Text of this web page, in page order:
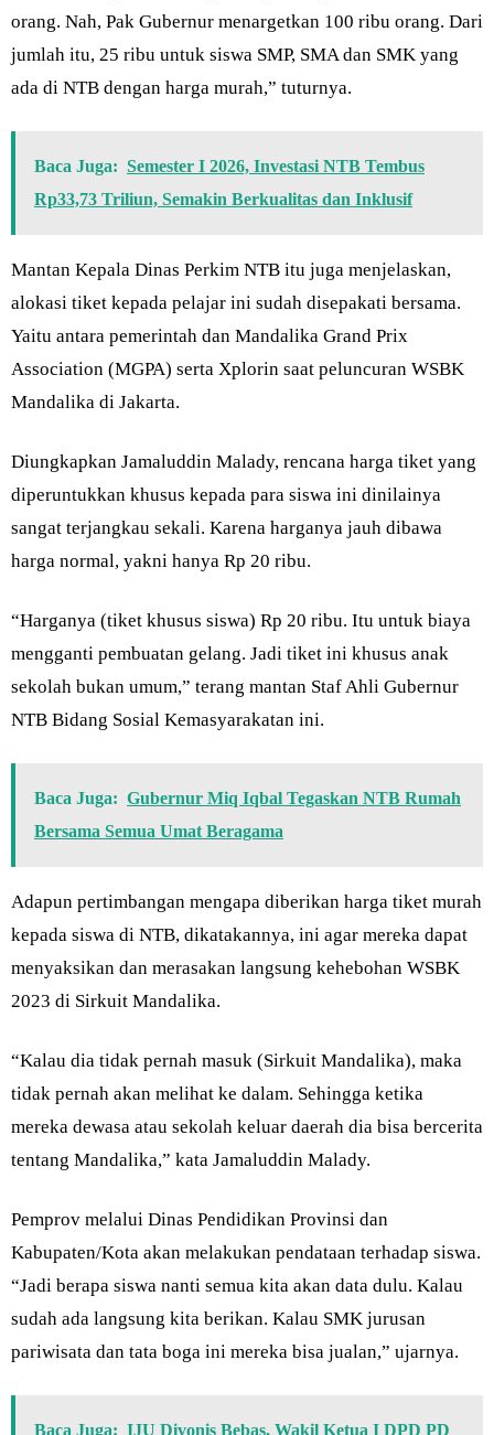
orang. Nah, Pak Gubernur menargetkan 100 ribu orang. Dari
jumlah itu, 25 ribu untuk siswa SMP, SMA dan SMK yang
ada di NTB dengan harga murah,” tuturnya.
Baca Juga: Semester I 2026, Investasi NTB Tembus
Rp33,73 Triliun, Semakin Berkualitas dan Inklusif
Mantan Kepala Dinas Perkim NTB itu juga menjelaskan,
alokasi tiket kepada pelajar ini sudah disepakati bersama.
Yaitu antara pemerintah dan Mandalika Grand Prix
Association (MGPA) serta Xplorin saat peluncuran WSBK
Mandalika di Jakarta.
Diungkapkan Jamaluddin Malady, rencana harga tiket yang
diperuntukkan khusus kepada para siswa ini dinilainya
sangat terjangkau sekali. Karena harganya jauh dibawa
harga normal, yakni hanya Rp 20 ribu.
“Harganya (tiket khusus siswa) Rp 20 ribu. Itu untuk biaya
mengganti pembuatan gelang. Jadi tiket ini khusus anak
sekolah bukan umum,” terang mantan Staf Ahli Gubernur
NTB Bidang Sosial Kemasyarakatan ini.
Baca Juga: Gubernur Miq Iqbal Tegaskan NTB Rumah
Bersama Semua Umat Beragama
Adapun pertimbangan mengapa diberikan harga tiket murah
kepada siswa di NTB, dikatakannya, ini agar mereka dapat
menyaksikan dan merasakan langsung kehebohan WSBK
2023 di Sirkuit Mandalika.
“Kalau dia tidak pernah masuk (Sirkuit Mandalika), maka
tidak pernah akan melihat ke dalam. Sehingga ketika
mereka dewasa atau sekolah keluar daerah dia bisa bercerita
tentang Mandalika,” kata Jamaluddin Malady.
Pemprov melalui Dinas Pendidikan Provinsi dan
Kabupaten/Kota akan melakukan pendataan terhadap siswa.
“Jadi berapa siswa nanti semua kita akan data dulu. Kalau
sudah ada langsung kita berikan. Kalau SMK jurusan
pariwisata dan tata boga ini mereka bisa jualan,” ujarnya.
Baca Juga: IJU Divonis Bebas, Wakil Ketua I DPD PD